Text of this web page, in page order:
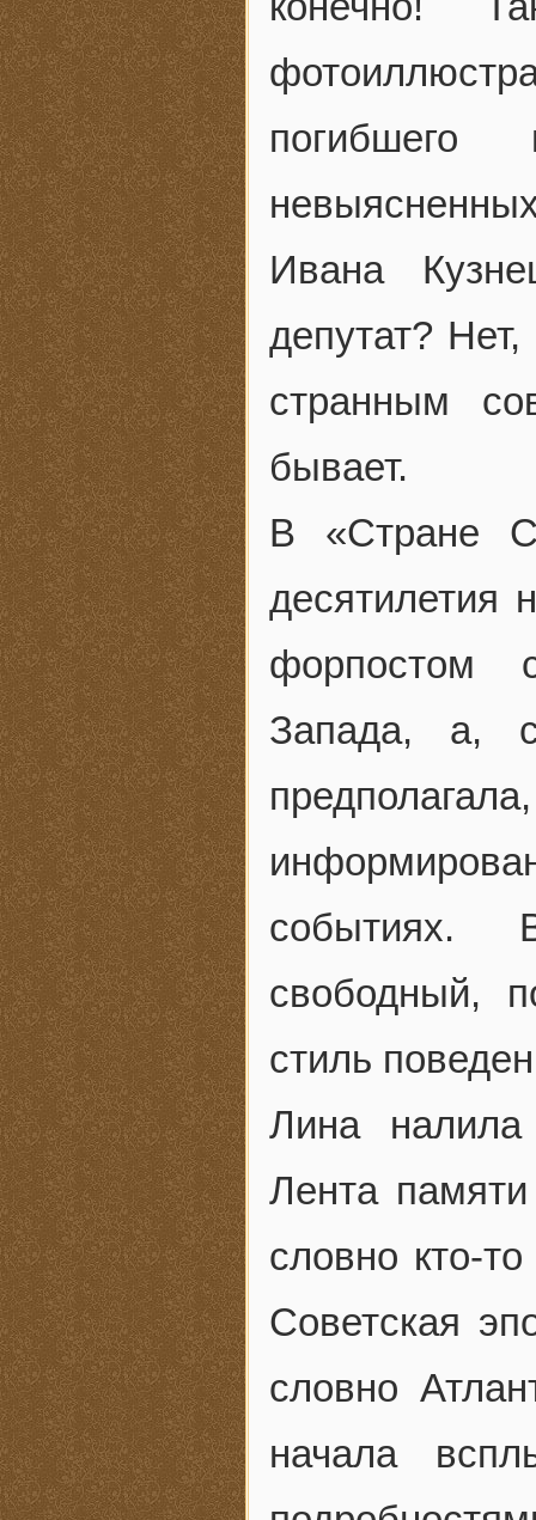
Ивана
депутат?
странным
бывает.
В «Стране
десятилетия
форпостом
Запада, а, с
событиях.
свободный,
стиль
Лина
Лента
словно кто-
Советская
словно
начала